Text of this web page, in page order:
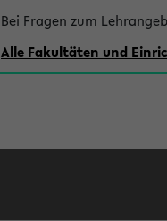
Bei Fragen zum
Alle Fakultäten und